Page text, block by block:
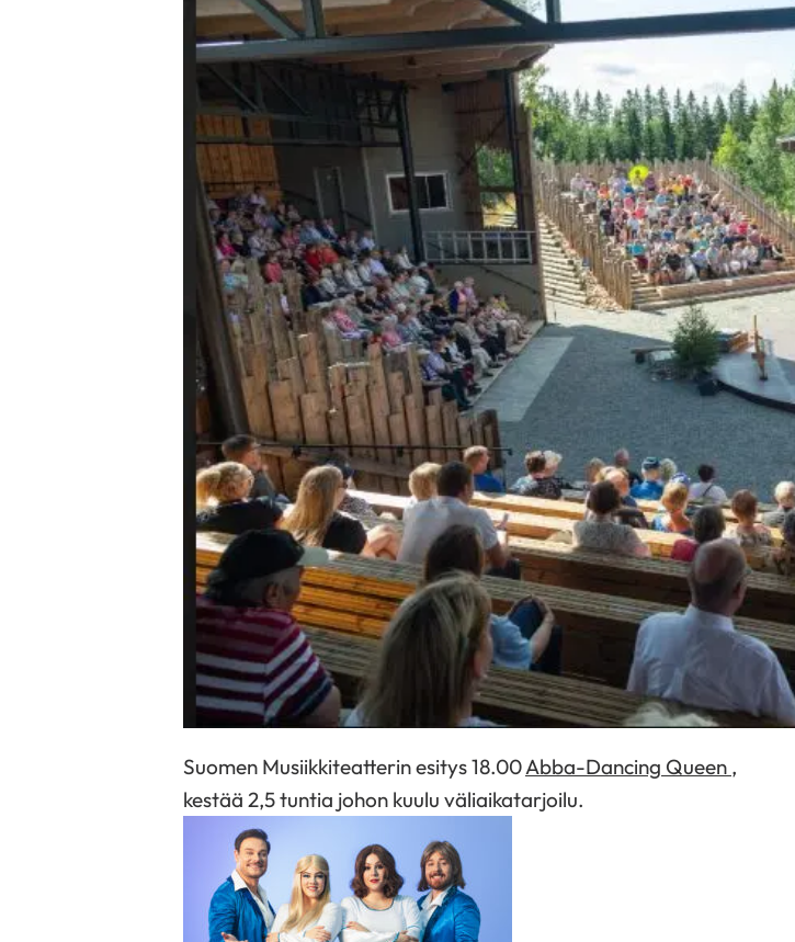
Suomen Musiikkiteatterin esitys 18.00Abba-Dancing Queen ,
kestää 2,5 tuntia johon kuulu väliaikatarjoilu.